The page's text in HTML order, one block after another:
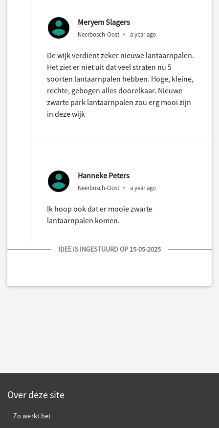
Meryem Slagers
Neerbosch-Oost a year ago
De wijk verdient zeker nieuwe lantaarnpalen.
Het ziet er niet uit dat veel straten nu 5
soorten lantaarnpalen hebben. Hoge, kleine,
rechte, gebogen alles doorelkaar. Nieuwe
zwarte park lantaarnpalen zou erg mooi zijn
in deze wijk
Hanneke Peters
Neerbosch-Oost a year ago
Ik hoop ook dat er mooie zwarte
lantaarnpalen komen.
IDEE IS INGESTUURD OP 15-05-2025
Over deze site
Zo werkt het